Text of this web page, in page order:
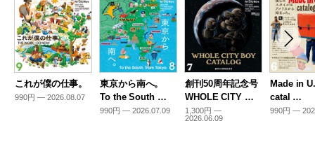
これが僕の仕事。
990円 — 2026.08.07
東京から南へ。
To the South …
990円 — 2026.07.09
創刊50周年記念号
WHOLE CITY …
1,300円 —
2026.06.09
Made in
catal …
990円 —